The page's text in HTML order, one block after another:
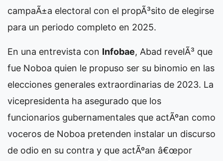
campaÃ±a electoral con el propÃ³sito de elegirse
para un periodo completo en 2025.
En una entrevista con Infobae, Abad revelÃ³ que
fue Noboa quien le propuso ser su binomio en las
elecciones generales extraordinarias de 2023. La
vicepresidenta ha asegurado que los
funcionarios gubernamentales que actÃºan como
voceros de Noboa pretenden instalar un discurso
de odio en su contra y que actÃºan â€œpor